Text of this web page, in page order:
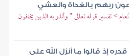
ربهم بالغداة والعشي
> تفسير قوله تعالى " وأنذر به الذين يخافون
إذ قالوا ما أنزل الله على